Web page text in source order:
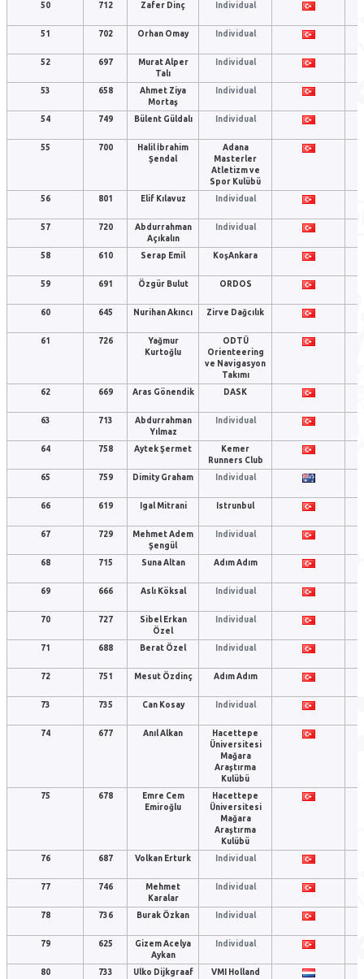
50 712 Zafer Dinç Individual
51 702 Orhan Omay Individual
52 697
Murat Alper
Talı
Individual
53 658
Ahmet Ziya
Mortaş
Individual
54 749 Bülent Güldalı Individual
55 700
Halil İbrahim
Şendal
Adana
Masterler
Atletizm ve
Spor Kulübü
56
801 Elif Kılavuz Individual
57 720
Abdurrahman
Açıkalın
Individual
58 610 Serap Emil KoşAnkara
59 691 Özgür Bulut ORDOS
60 645 Nurihan Akıncı Zirve Dağcılık
61 726
Yağmur
Kurtoğlu
ODTÜ
Orienteering
ve Navigasyon
Takımı
62
669 Aras Gönendik DASK
63 713
Abdurrahman
Yılmaz
Individual
64 758 Aytek Şermet
Kemer
Runners Club
65
759 Dimity Graham Individual
66 619 Igal Mitrani Istrunbul
67 729
Mehmet Adem
Şengül
Individual
68 715 Suna Altan Adım Adım
69 666 Aslı Köksal Individual
70 727
Sibel Erkan
Özel
Individual
71 688 Berat Özel Individual
72 751 Mesut Özdinç Adım Adım
73 735 Can Kosay Individual
74 677 Anıl Alkan
Hacettepe
Üniversitesi
Mağara
Araştırma
Kulübü
75
678
Emre Cem
Emiroğlu
Hacettepe
Üniversitesi
Mağara
Araştırma
Kulübü
76
687 Volkan Erturk Individual
77 746
Mehmet
Karalar
Individual
78 736 Burak Özkan Individual
79 625
Gizem Acelya
Aykan
Individual
80 733 Ulko Dijkgraaf VMI Holland